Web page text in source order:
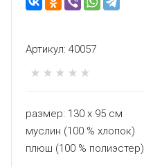
Артикул: 40057
размер: 130 х 95 см
муслин (100 % хлопок)
плюш (100 % полиэстер)